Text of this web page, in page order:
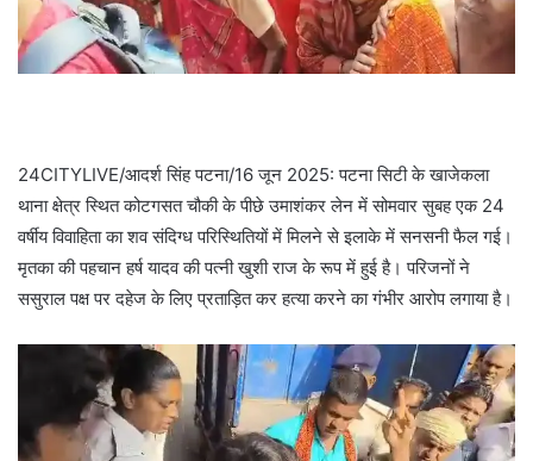
24CITYLIVE/आदर्श सिंह पटना/16 जून 2025: पटना सिटी के खाजेकला
थाना क्षेत्र स्थित कोटगसत चौकी के पीछे उमाशंकर लेन में सोमवार सुबह एक 24
वर्षीय विवाहिता का शव संदिग्ध परिस्थितियों में मिलने से इलाके में सनसनी फैल गई।
मृतका की पहचान हर्ष यादव की पत्नी खुशी राज के रूप में हुई है। परिजनों ने
ससुराल पक्ष पर दहेज के लिए प्रताड़ित कर हत्या करने का गंभीर आरोप लगाया है।